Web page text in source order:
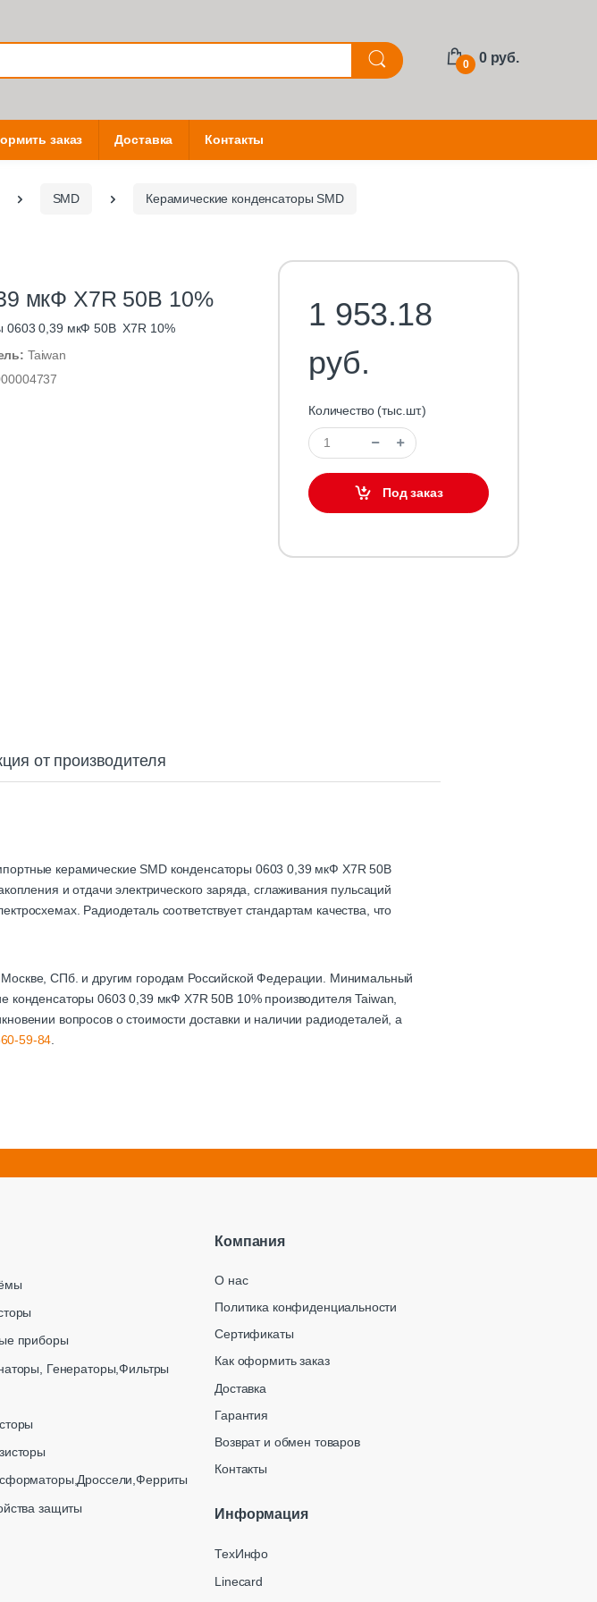
0 0 руб.
заказ Доставка Контакты
SMD
Керамические конденсаторы SMD
мкФ X7R 50В 10%
0603 0,39 мкФ 50В X7R 10%
Taiwan
1 953.18
руб.
Количество (тыс.шт.)
Под заказ
от производителя
керамические SMD конденсаторы 0603 0,39 мкФ X7R 50В
и отдачи электрического заряда, сглаживания пульсаций
Радиодеталь соответствует стандартам качества, что
СПб. и другим городам Российской Федерации. Минимальный
конденсаторы 0603 0,39 мкФ X7R 50В 10% производителя Taiwan,
вопросов о стоимости доставки и наличии радиодеталей, а
59-84
приборы
Генераторы,Фильтры
защиты
Компания
О нас
Политика конфиденциальности
Сертификаты
Как оформить заказ
Доставка
Гарантия
Возврат и обмен товаров
Контакты
Информация
ТехИнфо
Linecard